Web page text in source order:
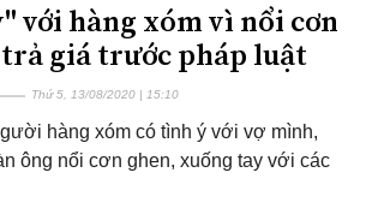
với hàng xóm vì nổi cơn
trả giá trước pháp luật
Thứ 5, 13/08/2020 | 15:10
hàng xóm có tình ý với vợ mình,
ông nổi cơn ghen, xuống tay với các